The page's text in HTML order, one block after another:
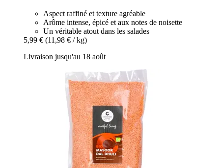
Aspect raffiné et texture agréable
Arôme intense, épicé et aux notes de noisette
Un véritable atout dans les salades
5,99 € (11,98 € / kg)
Livraison jusqu'au 18 août